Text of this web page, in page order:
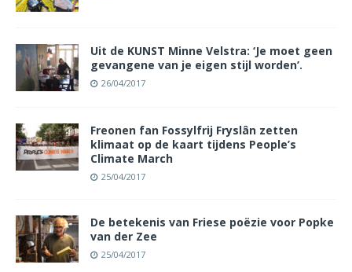
Uit de KUNST Minne Velstra: ‘Je moet geen
gevangene van je eigen stijl worden’.
26/04/2017
Freonen fan Fossylfrij Fryslân zetten
klimaat op de kaart tijdens People’s
Climate March
25/04/2017
De betekenis van Friese poëzie voor Popke
van der Zee
25/04/2017